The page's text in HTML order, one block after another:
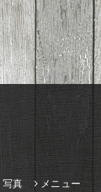
写真 メニュー